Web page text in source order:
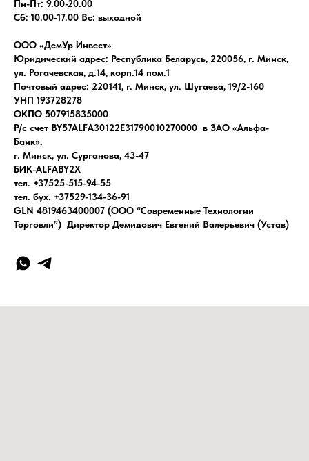
Пн-Пт: 9.00-20.00
Сб: 10.00-17.00 Вс: выходной
ООО «ДемУр Инвест»
Юридический адрес: Республика Беларусь, 220056, г. Минск,
ул. Рогачевская, д.14, корп.14 пом.1
Почтовый адрес: 220141, г. Минск, ул. Шугаева, 19/2-160
УНП 193728278
ОКПО 507915835000
Р/с счет BY57ALFA30122E31790010270000 в ЗАО «Альфа-
Банк»,
г. Минск, ул. Сурганова, 43-47
БИК-ALFABY2X
тел. +37525-515-94-55
тел. бух. +37529-134-36-91
GLN 4819463400007 (ООО “Современные Технологии
Торговли”) Директор Демидович Евгений Валерьевич (Устав)